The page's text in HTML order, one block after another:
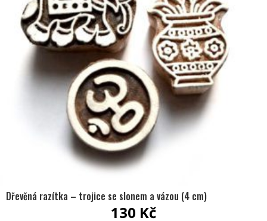
Dřevěná razítka – trojice se slonem a vázou (4 cm)
130 Kč